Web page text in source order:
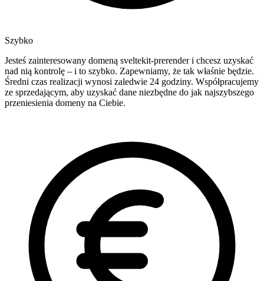
Szybko
Jesteś zainteresowany domeną sveltekit-prerender i chcesz uzyskać
nad nią kontrolę – i to szybko. Zapewniamy, że tak właśnie będzie.
Średni czas realizacji wynosi zaledwie 24 godziny. Współpracujemy
ze sprzedającym, aby uzyskać dane niezbędne do jak najszybszego
przeniesienia domeny na Ciebie.